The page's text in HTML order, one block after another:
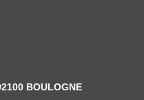
BOULOGNE